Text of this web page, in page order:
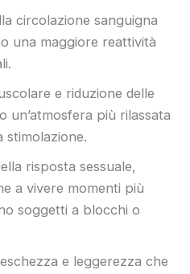
circolazione sanguigna
una maggiore reattività
e riduzione delle
un’atmosfera più rilassata
stimolazione.
risposta sessuale,
a vivere momenti più
soggetti a blocchi o
e leggerezza che